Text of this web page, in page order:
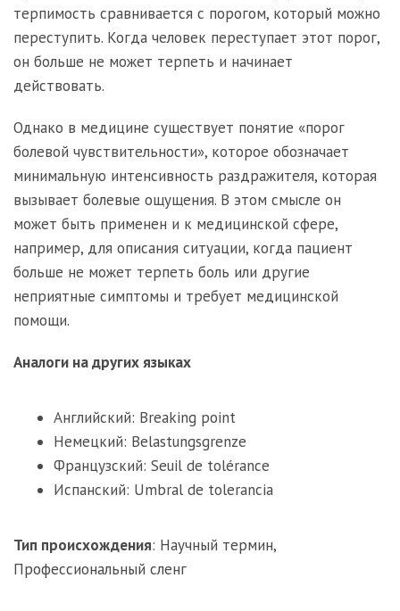
терпимость сравнивается с порогом, который можно
переступить. Когда человек переступает этот порог,
он больше не может терпеть и начинает
действовать.
Однако в медицине существует понятие «порог
болевой чувствительности», которое обозначает
минимальную интенсивность раздражителя, которая
вызывает болевые ощущения. В этом смысле он
может быть применен и к медицинской сфере,
например, для описания ситуации, когда пациент
больше не может терпеть боль или другие
неприятные симптомы и требует медицинской
помощи.
Аналоги на других языках
Английский: Breaking point
Немецкий: Belastungsgrenze
Французский: Seuil de tolérance
Испанский: Umbral de tolerancia
Тип происхождения: Научный термин,
Профессиональный сленг